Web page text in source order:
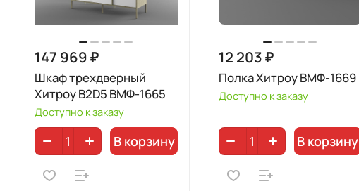
147 969 ₽
Шкаф трехдверный
Хитроу В2D5 ВМФ-1665
Доступно к заказу
В корзину
12 203 ₽
Полка Хитроу ВМФ-1669
Доступно к заказу
В корзину